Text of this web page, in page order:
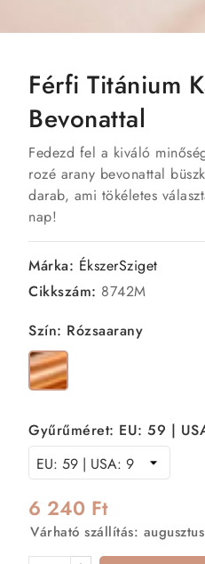
Férfi Titánium
Bevonattal
Fedezd fel a kiváló
rozé arany bevonattal
darab, ami tökéletes
nap!
Márka: ÉkszerSziget
Cikkszám: 8742M
Szín: Rózsaarany
Rózsaarany
Gyűrűméret: EU: 59 |
6 240 Ft
Várható szállítás: